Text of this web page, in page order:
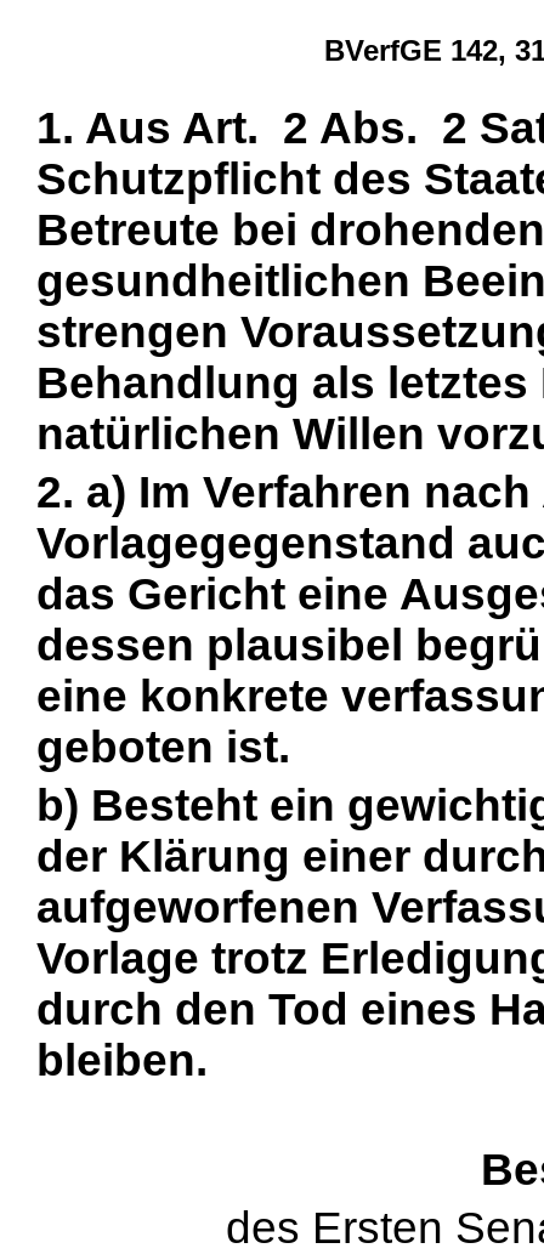
BVerfGE 142,
1. Aus Art. 2 Abs. 2
Schutzpflicht des
Betreute bei
gesundheitlichen
strengen
Behandlung als
natürlichen Willen
2. a) Im Verfahren
Vorlagegegenstand
das Gericht eine
dessen plausibel
eine konkrete
geboten ist.
b) Besteht ein
der Klärung einer
aufgeworfenen
Vorlage trotz
durch den Tod eines
bleiben.
des Ersten